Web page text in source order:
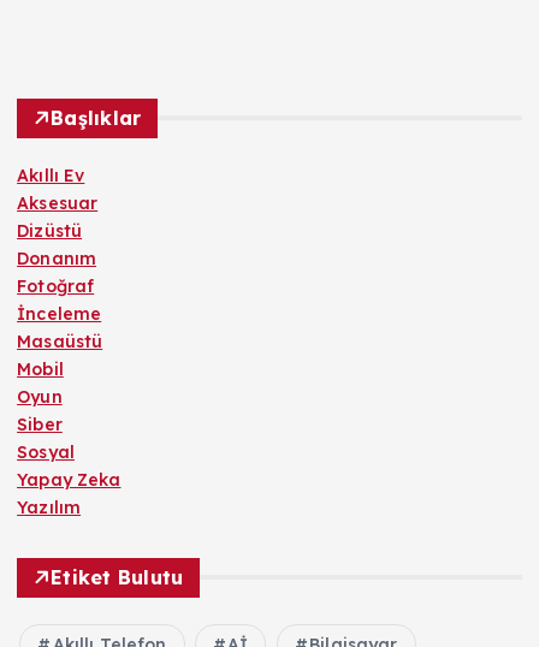
Başlıklar
Akıllı Ev
Aksesuar
Dizüstü
Donanım
Fotoğraf
İnceleme
Masaüstü
Mobil
Oyun
Siber
Sosyal
Yapay Zeka
Yazılım
Etiket Bulutu